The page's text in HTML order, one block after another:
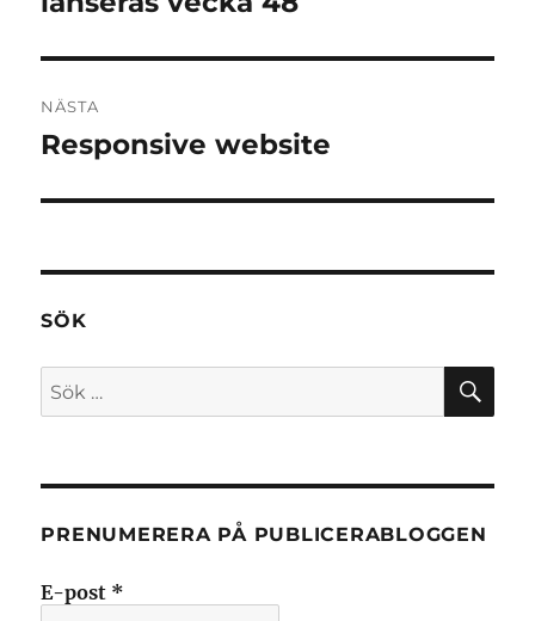
NÄSTA
Nästa
Responsive website
SÖK
Sök
efter:
PRENUMERERA PÅ PUBLICERABLOGGEN
E-post *